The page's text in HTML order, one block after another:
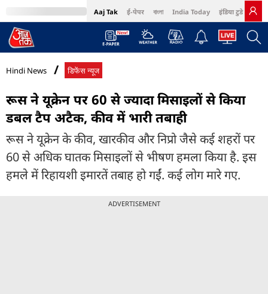
Aaj Tak ई-पेपर বাংলা India Today इंडिया टुडे हिंदी
MumbaiTak Cosmopolitan Harper's Bazaar Northeast
Hindi News डिफेंस न्यूज
रूस ने यूक्रेन पर 60 से ज्यादा मिसाइलों से किया
डबल टैप अटैक, कीव में भारी तबाही
रूस ने यूक्रेन के कीव, खारकीव और निप्रो जैसे कई शहरों पर
60 से अधिक घातक मिसाइलों से भीषण हमला किया है. इस
हमले में रिहायशी इमारतें तबाह हो गईं. कई लोग मारे गए.
ADVERTISEMENT